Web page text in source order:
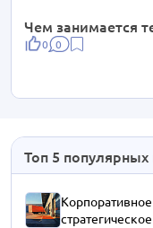
Чем занимается
0 0
Топ 5 популярных